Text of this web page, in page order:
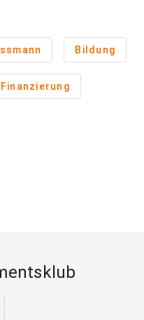
Bildung
Finanzierung